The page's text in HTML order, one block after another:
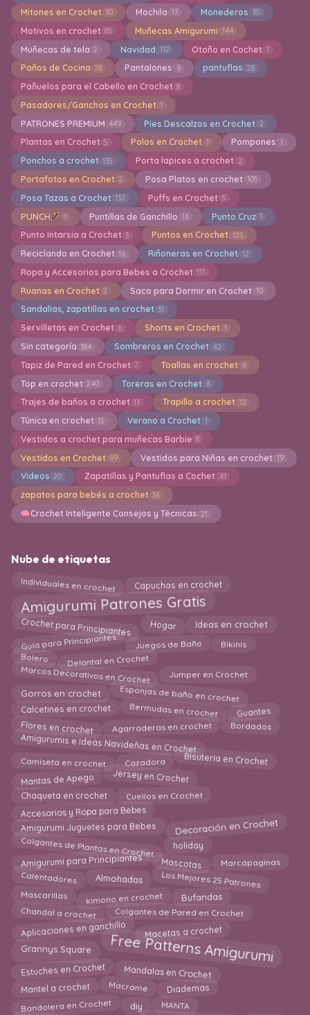
Mitones en Crochet 30 Mochila 17 Monederos 35
Motivos en crochet 85 Muñecas Amigurumi 144
Muñecas de tela 2 Navidad 112 Otoño en Cochet 1
Paños de Cocina 78 Pantalones 9 pantuflas 28
Pañuelos para el Cabello en Crochet 8
Pasadores/Ganchos en Crochet 1
PATRONES PREMIUM 449 Pies Descalzos en Crochet 2
Plantas en Crochet 5 Polos en Crochet 1 Pompones 1
Ponchos a crochet 135 Porta lapices a crochet 2
Portafotos en Crochet 2 Posa Platos en crochet 105
Posa Tazas a Crochet 132 Puffs en Crochet 5
PUNCH 1 Puntillas de Ganchillo 16 Punto Cruz 1
Punto Intarsia a Crochet 3 Puntos en Crochet 125
Reciclando en Crochet 16 Riñoneras en Crochet 12
Ropa y Accesorios para Bebes a Crochet 111
Ruanas en Crochet 2 Saco para Dormir en Crochet 10
Sandalias, zapatillas en crochet 31
Servilletas en Crochet 6 Shorts en Crochet 1
Sin categoría 384 Sombreros en Crochet 62
Tapiz de Pared en Crochet 7 Toallas en crochet 6
Top en crochet 240 Toreras en Crochet 6
Trajes de baños a crochet 13 Trapillo a crochet 12
Túnica en crochet 15 Verano a Crochet 1
Vestidos a crochet para muñecas Barbie 8
Vestidos en Crochet 99 Vestidos para Niñas en crochet 19
Videos 20 Zapatillas y Pantuflas a Cochet 41
zapatos para bebés a crochet 36
Crochet Inteligente Consejos y Técnicas 21
Nube de etiquetas
Individuales en crochet Capuchas en crochet
Amigurumi Patrones Gratis
Crochet para Principiantes Hogar Ideas en crochet
Guía para Principiantes Juegos de Baño Bikinis
Bolero Delantal en Crochet
Marcos Decorativos en Crochet Jumper en Crochet
Gorros en crochet Esponjas de baño en crochet
Calcetines en crochet Bermudas en crochet Guantes
Flores en crochet Agarraderas en crochet Bordados
Amigurumis e Ideas Navideñas en Crochet
Camiseta en crochet Cazadora Bisutería en Crochet
Mantas de Apego Jersey en Crochet
Chaqueta en crochet Cuellos en Crochet
Accesorios y Ropa para Bebes
Amigurumi Juguetes para Bebes Decoración en Crochet
Colgantes de Plantas en Crochet holiday
Amigurumi para Principiantes Mascotas Marcapaginas
Calentadores Almohadas Los Mejores 25 Patrones
Mascarillas kimono en crochet Bufandas
Chandal a crochet Colgantes de Pared en Crochet
Aplicaciones en ganchillo Macetas a crochet
Grannys Square Free Patterns Amigurumi
Estuches en Crochet Mandalas en Crochet
Mantel a crochet Macrame Diademas
Bandolera en Crochet diy MANTA